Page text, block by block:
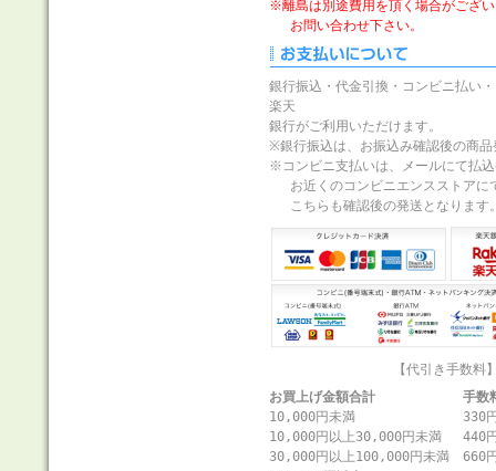
※離島は別途費用を頂く場合がござ
お問い合わせ下さい。
銀行振込・代金引換・コンビニ払い
楽天
銀行がご利用いただけます。
※銀行振込は、お振込み確認後の商
※コンビニ支払いは、メールにて払
お近くのコンビニエンスストアに
こちらも確認後の発送となります
【代引き手数料
お買上げ金額合計
手数
10,000円未満
330
10,000円以上30,000円未満
440
30,000円以上100,000円未満 660